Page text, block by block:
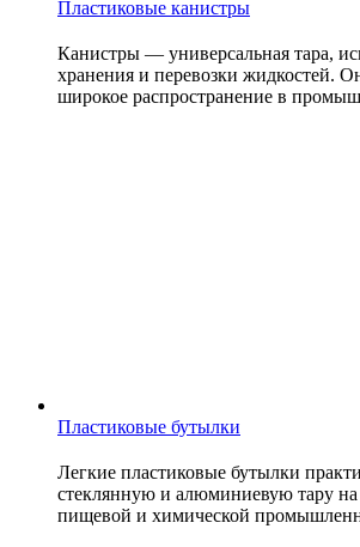
Пластиковые канистры
Канистры — универсальная тара,
хранения и перевозки жидкостей.
широкое распространение в
Пластиковые бутылки
Легкие пластиковые бутылки
стеклянную и алюминиевую тару на
пищевой и химической